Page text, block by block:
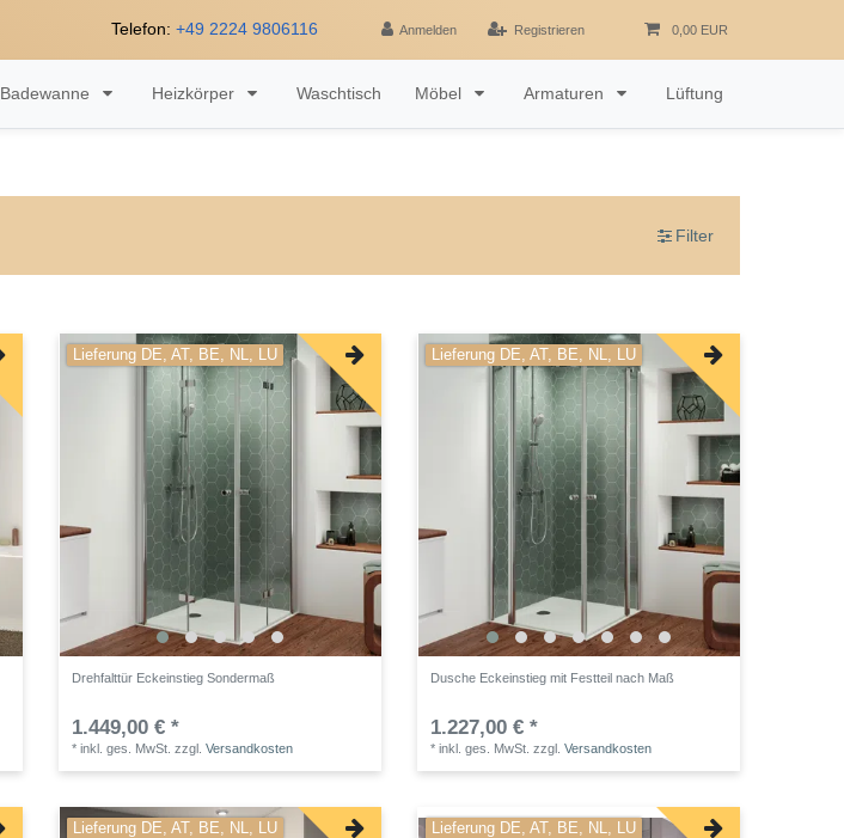
Telefon: +49 2224 9806116 Anmelden Registrieren 0,00 EUR
Badewanne Heizkörper Waschtisch Möbel Armaturen Lüftung
Filter
Lieferung DE, AT, BE, NL, LU
Drehfalttür Eckeinstieg Sondermaß
1.449,00 € *
*inkl. ges. MwSt. zzgl.Versandkosten
Lieferung DE, AT, BE, NL, LU
Dusche Eckeinstieg mit Festteil nach Maß
1.227,00 € *
*inkl. ges. MwSt. zzgl.Versandkosten
Lieferung DE, AT, BE, NL, LU Lieferung DE, AT, BE, NL, LU